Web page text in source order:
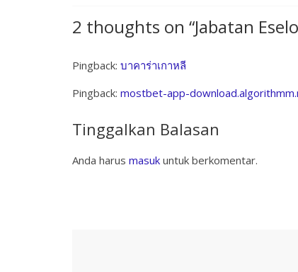
2 thoughts on “Jabatan
Pingback: บาคาร่าเกาหลี
Pingback: mostbet-app-
Tinggalkan Balasan
Anda harus masuk untuk berkomentar.